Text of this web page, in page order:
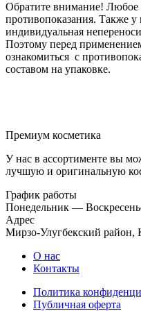
Обратите внимание! Любое
противопоказания. Также у
индивидуальная
Поэтому перед
ознакомиться с
составом на упаковке.
Премиум косметика
У нас в ассортименте вы
лучшую и оригинальную
График работы
Понедельник —
Адрес
Мирзо-Улугбекский район,
О нас
Контакты
Политика
Публичная оферта